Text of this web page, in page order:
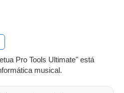
Pro Tools Ultimate" está
musical.